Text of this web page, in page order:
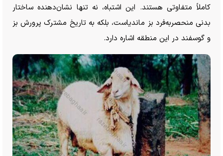
کاملاً متفاوتی هستند. این اشتباه، نه تنها نشان‌دهنده ساختار
بدنی منحصربه‌فرد بز ماندیاست، بلکه به تاریخ مشترک پرورش بز
و گوسفند در این منطقه اشاره دارد.